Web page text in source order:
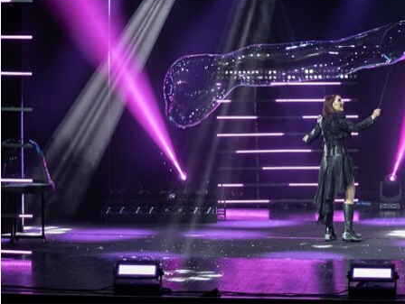
Trend spettacoli
Trend spettacoli visuali
scelte che fanno davvero
18 maggio 2026
Come prenotare
Come prenotare
scegliere un live show
16 maggio 2026
Guida booking